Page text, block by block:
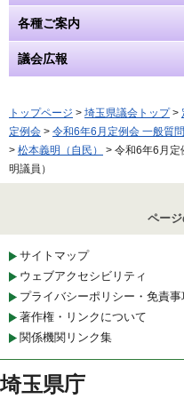
各種ご案内
議会広報
トップページ > 埼玉県議会トップ>
定例会 > 令和6年6月定例会 一般質
> 松本義明（自民）
> 令和6年6月定
明議員）
ペー
サイトマップ
ウェブアクセシビリティ
プライバシーポリシー・免責事
著作権・リンクについて
関係機関リンク集
埼玉県庁